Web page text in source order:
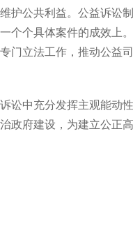
护公共利益。公益诉讼
个个具体案件的成效上
门立法工作，推动公益
讼中充分发挥主观能动
政府建设，为建立公正